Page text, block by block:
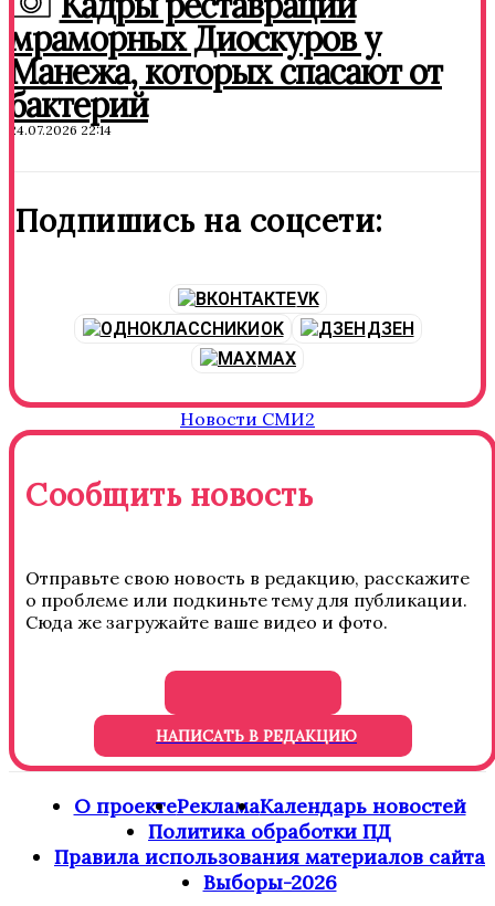
мраморных Диоскуров у
Манежа, которых спасают от
бактерий
24.07.2026 22:14
Подпишись на соцсети:
VK
OK
ДЗЕН
MAX
Новости СМИ2
Сообщить новость
Отправьте свою новость в редакцию, расскажите
о проблеме или подкиньте тему для публикации.
Сюда же загружайте ваше видео и фото.
НАПИСАТЬ В РЕДАКЦИЮ
О проектеРекламаКалендарь новостей
Политика обработки ПД
Правила использования материалов сайта
Выборы-2026